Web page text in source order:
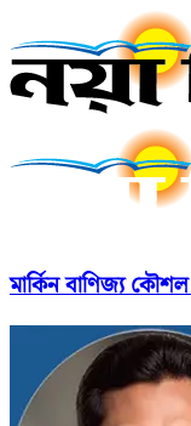
মার্কিন বাণিজ্য কৌশল